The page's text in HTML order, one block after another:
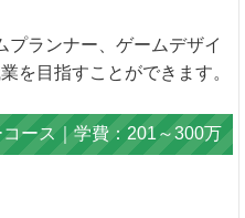
プランナー、ゲームデザイ
を目指すことができます。
ース｜学費：201～300万